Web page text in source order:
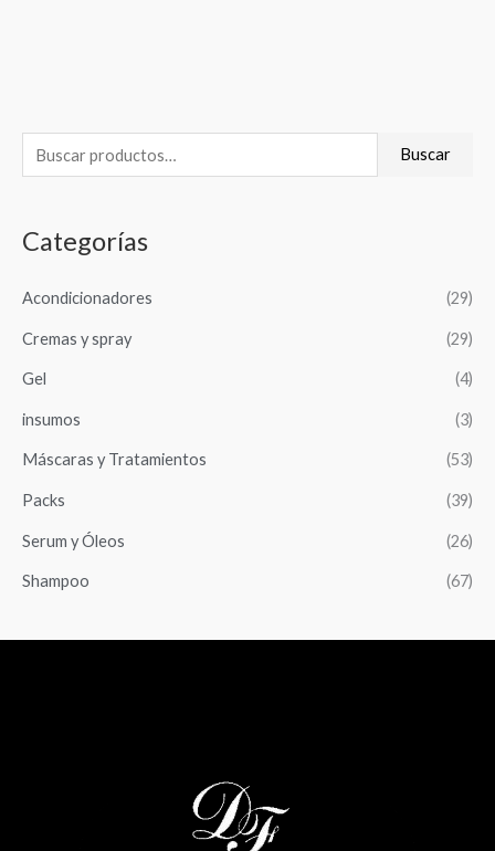
u
c
r
p
o
Buscar
Categorías
Acondicionadores (29)
Cremas y spray (29)
Gel (4)
insumos (3)
Máscaras y Tratamientos (53)
Packs (39)
Serum y Óleos (26)
Shampoo (67)